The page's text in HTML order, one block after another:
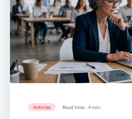
Articles Read time : 4 min.